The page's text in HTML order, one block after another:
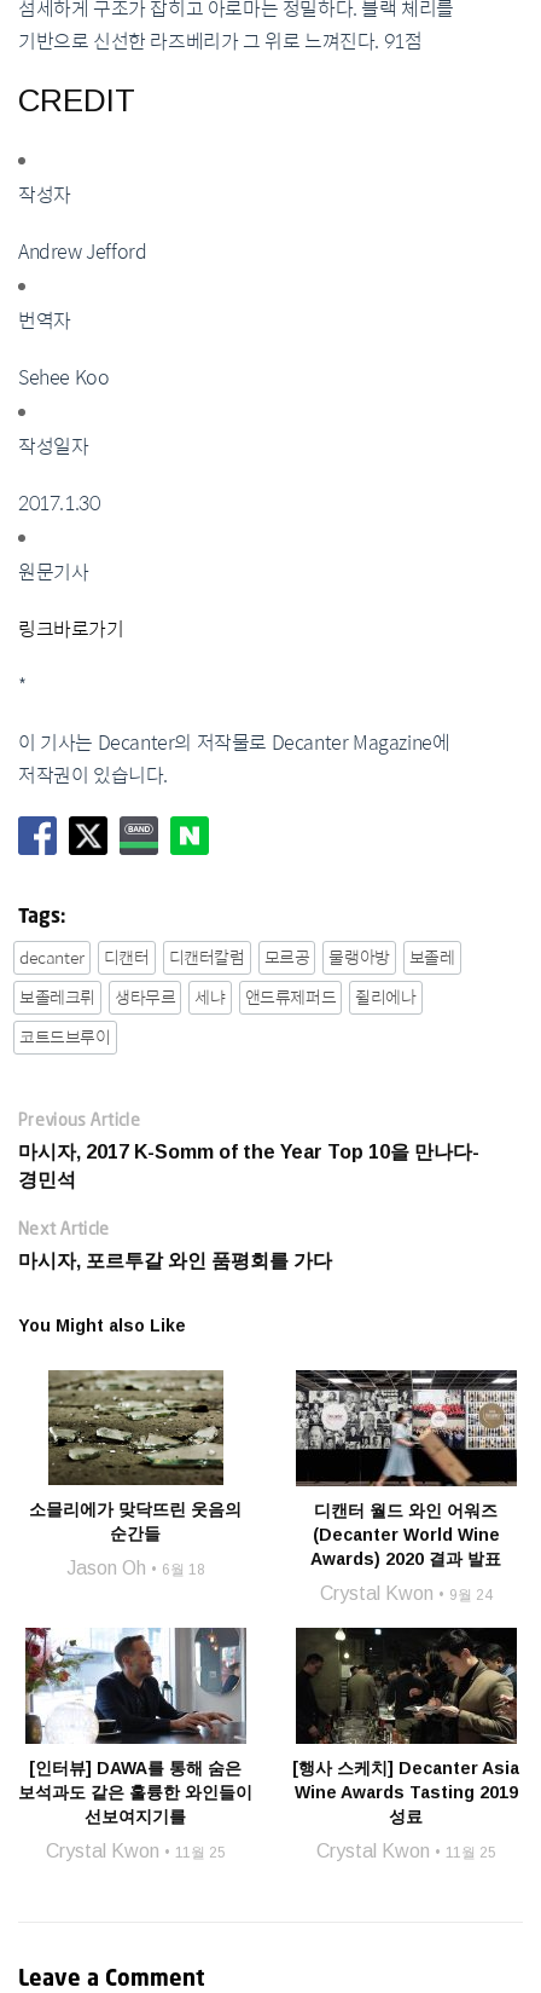
섬세하게 구조가 잡히고 아로마는 정밀하다. 블랙 체리를
기반으로 신선한 라즈베리가 그 위로 느껴진다. 91점
CREDIT
작성자
Andrew Jefford
번역자
Sehee Koo
작성일자
2017.1.30
원문기사
링크바로가기
*
이 기사는 Decanter의 저작물로 Decanter Magazine에
저작권이 있습니다.
Tags:
decanter 디캔터 디캔터칼럼 모르공 물랭아방
보졸레
보졸레크뤼
생타무르 세냐 앤드류제퍼드
쥘리에나
코트드브루이
Previous Article
마시자, 2017 K-Somm of the Year Top 10을 만나다-
경민석
Next Article
마시자, 포르투갈 와인 품평회를 가다
You Might also Like
소믈리에가 맞닥뜨린 웃음의
순간들
Jason Oh 6월 18
디캔터 월드 와인 어워즈
(Decanter World Wine
Awards) 2020 결과 발표
Crystal Kwon 9월 24
[인터뷰] DAWA를 통해 숨은
보석과도 같은 훌륭한 와인들이
선보여지기를
Crystal Kwon 11월 25
[행사 스케치] Decanter Asia
Wine Awards Tasting 2019
성료
Crystal Kwon 11월 25
Leave a Comment